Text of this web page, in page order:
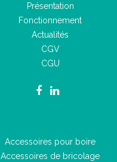
Présentation
Fonctionnement
Actualités
CGV
CGU
Accessoires pour boire
Accessoires de bricolage